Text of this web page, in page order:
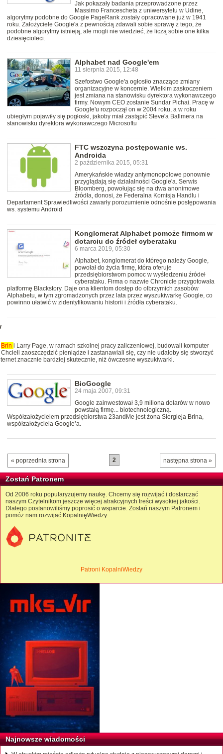
Jak pokazały badania przeprowadzone przez
Massimo Francescheta z uniwersytetu w Udine,
algorytmy podobne do Google PageRank zostały opracowane już w 1941
roku. Założyciele Google'a z pewnością zdawali sobie sprawę z tego, że
podobne algorytmy istnieją, ale mogli nie wiedzieć, że liczą sobie one kilka
dziesięcioleci.
Alphabet nad Google'em
11 sierpnia 2015, 12:48
Szefostwo Google'a ogłosiło znaczące zmiany
organizacyjne w koncernie. Wielkim zaskoczeniem
jest zmiana na stanowisku dyrektora wykonawczego
firmy. Nowym CEO zostanie Sundar Pichai. Pracę w
Google'u rozpoczął on w 2004 roku, a w roku
ubiegłym pojawiły się pogłoski, jakoby miał zastąpić Steve'a Ballmera na
stanowisku dyrektora wykonawczego Microsoftu
FTC wszczyna postępowanie ws.
Androida
2 października 2015, 05:31
Amerykańskie władzy antymonopolowe ponownie
przyglądają się działalności Google'a. Serwis
Bloomberg, powołując się na dwa anonimowe
źródła, donosi, że Federalna Komisja Handlu i
Departament Sprawiedliwości zawarły porozumienie odnośnie postępowania
ws. systemu Android
Konglomerat Alphabet pomoże firmom w
dotarciu do źródeł cyberataku
6 marca 2019, 05:30
Alphabet, konglomerat do którego należy Google,
powołał do życia firmę, która oferuje
przedsiębiorstwom pomoc w wyśledzeniu źródeł
cyberataku. Firma o nazwie Chronicle przygotowała
platformę Blackstory. Daje ona klientom dostęp do olbrzymich zasobów
Alphabetu, w tym zgromadzonych przez lata przez wyszukiwarkę Google, co
powinno ułatwić w zidentyfikowaniu historii i źródła cyberataku.
Brin i Larry Page, w ramach szkolnej pracy zaliczeniowej, budowali komputer
zaoszczędzić pieniądze i zastanawiali się, czy nie udałoby się stworzyć
znacznie bardziej skutecznie, niż ówczesne wyszukiwarki.
BioGoogle
24 maja 2007, 09:31
Google zainwestował 3,9 miliona dolarów w nowo
powstałą firmę... biotechnologiczną.
Współzałożycielem przedsiębiorstwa 23andMe jest żona Siergieja Brina,
współzałożyciela Google’a.
« poprzednia strona następna strona »
2
Zostań Patronem
Od 2006 roku popularyzujemy naukę. Chcemy się rozwijać i dostarczać
naszym Czytelnikom jeszcze więcej atrakcyjnych treści wysokiej jakości.
Dlatego postanowiliśmy poprosić o wsparcie. Zostań naszym Patronem i
pomóż nam rozwijać KopalnięWiedzy.
Patroni KopalniWiedzy
Najnowsze wiadomości